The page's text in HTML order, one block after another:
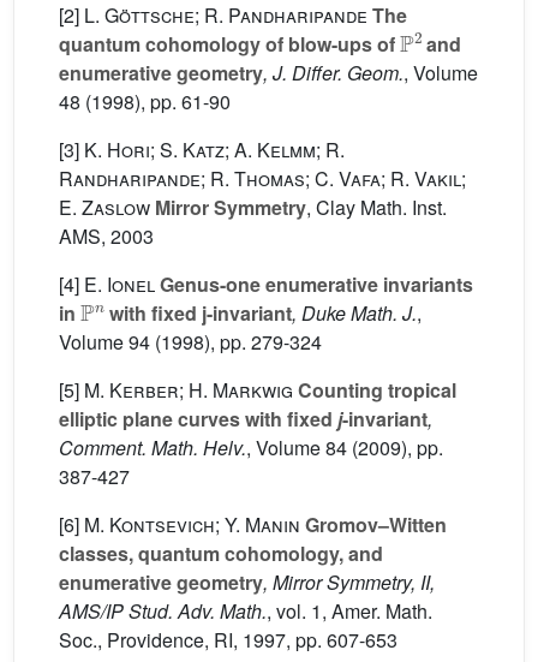
[2] L. Göttsche; R. Pandharipande The
quantum cohomology of blow-ups of
P2
and
enumerative geometry, J. Differ. Geom., Volume
48 (1998), pp. 61-90
[3] K. Hori; S. Katz; A. Kelmm; R.
Randharipande; R. Thomas; C. Vafa; R. Vakil;
E. Zaslow Mirror Symmetry, Clay Math. Inst.
AMS, 2003
[4] E. IonelGenus-one enumerative invariants
in
Pn
with fixed j-invariant, Duke Math. J.,
Volume 94 (1998), pp. 279-324
[5] M. Kerber; H. Markwig Counting tropical
elliptic plane curves with fixed j-invariant,
Comment. Math. Helv., Volume 84 (2009), pp.
387-427
[6] M. Kontsevich; Y. Manin Gromov–Witten
classes, quantum cohomology, and
enumerative geometry, Mirror Symmetry, II,
AMS/IP Stud. Adv. Math., vol. 1, Amer. Math.
Soc., Providence, RI, 1997, pp. 607-653